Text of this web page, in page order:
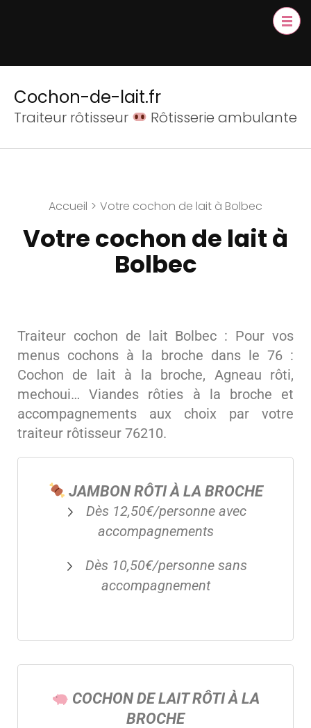
Cochon-de-lait.fr
Traiteur rôtisseur Rôtisserie ambulante
Accueil > Votre cochon de lait à Bolbec
Votre cochon de lait à
Bolbec
Traiteur cochon de lait Bolbec : Pour vos
menus cochons à la broche dans le 76 :
Cochon de lait à la broche, Agneau rôti,
mechoui… Viandes rôties à la broche et
accompagnements aux choix par votre
traiteur rôtisseur 76210.
JAMBON RÔTI À LA BROCHE
Dès 12,50€/personne avec
accompagnements
Dès 10,50€/personne sans
accompagnement
COCHON DE LAIT RÔTI À LA
BROCHE